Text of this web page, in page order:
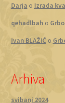
Darja o Izrada
qehadlbah o
Ivan BLAŽIĆo
Arhiva
svibanj 2024